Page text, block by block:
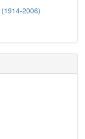
2006)